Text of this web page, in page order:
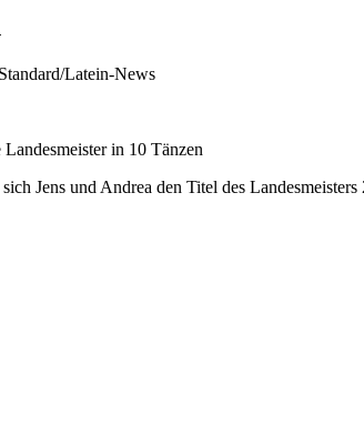
Latein-News
in 10 Tänzen
Jens und Andrea den Titel des